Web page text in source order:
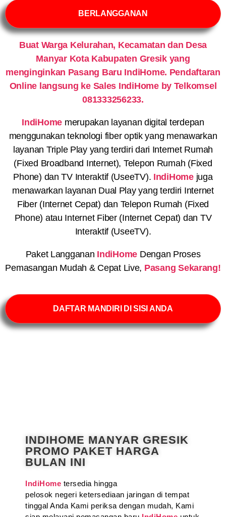
BERLANGGANAN
Buat Warga Kelurahan, Kecamatan dan Desa
Manyar Kota Kabupaten Gresik yang
menginginkan Pasang Baru IndiHome. Pendaftaran
Online langsung ke Sales IndiHome by Telkomsel
081333256233.
IndiHome merupakan layanan digital terdepan
menggunakan teknologi fiber optik yang menawarkan
layanan Triple Play yang terdiri dari Internet Rumah
(Fixed Broadband Internet), Telepon Rumah (Fixed
Phone) dan TV Interaktif (UseeTV). IndiHomejuga
menawarkan layanan Dual Play yang terdiri Internet
Fiber (Internet Cepat) dan Telepon Rumah (Fixed
Phone) atau Internet Fiber (Internet Cepat) dan TV
Interaktif (UseeTV).
Paket Langganan IndiHome Dengan Proses
Pemasangan Mudah & Cepat Live, Pasang Sekarang!
DAFTAR MANDIRI DI SISI ANDA
INDIHOME MANYAR GRESIK
PROMO PAKET HARGA
BULAN INI
IndiHome tersedia hingga
pelosok negeri ketersediaan jaringan di tempat
tinggal Anda Kami periksa dengan mudah, Kami